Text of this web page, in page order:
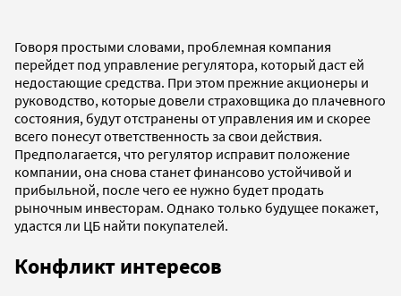
Говоря простыми словами, проблемная компания
перейдет под управление регулятора, который даст ей
недостающие средства. При этом прежние акционеры и
руководство, которые довели страховщика до плачевного
состояния, будут отстранены от управления им и скорее
всего понесут ответственность за свои действия.
Предполагается, что регулятор исправит положение
компании, она снова станет финансово устойчивой и
прибыльной, после чего ее нужно будет продать
рыночным инвесторам. Однако только будущее покажет,
удастся ли ЦБ найти покупателей.
Конфликт интересов